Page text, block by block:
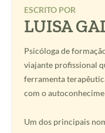
ESCRITO POR
LUISA
Psicóloga de
viajante profissional
ferramenta
com o
Um dos principais